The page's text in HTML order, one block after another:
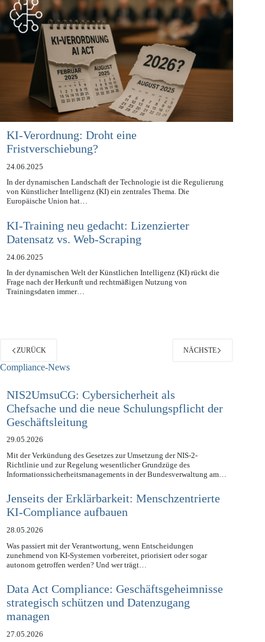
KI-Verordnung: Droht eine
Fristverschiebung?
24.06.2025
In der dynamischen Landschaft der Technologie ist die Regulierung
von Künstlicher Intelligenz (KI) ein zentrales Thema. Die
KI-Training neu gedacht: Lizenzierter
Datensatz vs. Web-Scraping
24.06.2025
In der dynamischen Welt der Künstlichen Intelligenz (KI) rückt die
Frage nach der Herkunft und rechtmäßigen Nutzung von
ZURÜCK
NIS2UmsuCG: Cybersicherheit als
Chefsache und die neue Schulungspflicht der
Geschäftsleitung
29.05.2026
Mit der Verkündung des Gesetzes zur Umsetzung der NIS-2-
Richtlinie und zur Regelung wesentlicher Grundzüge des
Jenseits der Erklärbarkeit: Menschzentrierte
KI-Compliance aufbauen
28.05.2026
Was passiert mit der Verantwortung, wenn Entscheidungen
zunehmend von KI-Systemen vorbereitet, priorisiert oder sogar
Data Act Compliance: Geschäftsgeheimnisse
strategisch schützen und Datenzugang
managen